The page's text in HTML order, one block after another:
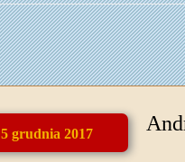
5 grudnia 2017